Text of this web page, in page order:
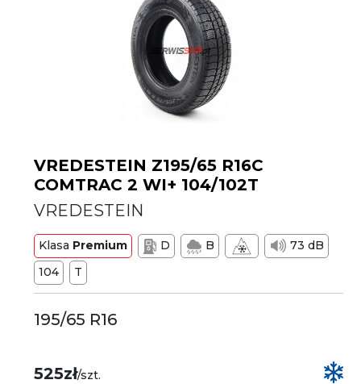
VREDESTEIN Z195/65 R16C
COMTRAC 2 WI+ 104/102T
VREDESTEIN
Klasa Premium D B
73 dB
104
T
195/65 R16
525zł/szt.